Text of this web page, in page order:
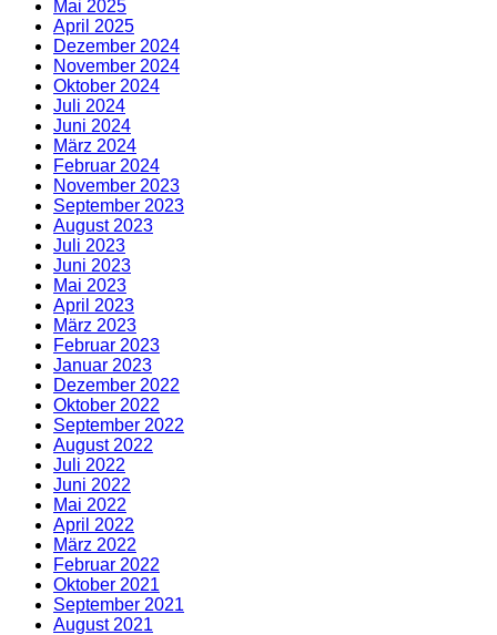
Mai 2025
April 2025
Dezember 2024
November 2024
Oktober 2024
Juli 2024
Juni 2024
März 2024
Februar 2024
November 2023
September 2023
August 2023
Juli 2023
Juni 2023
Mai 2023
April 2023
März 2023
Februar 2023
Januar 2023
Dezember 2022
Oktober 2022
September 2022
August 2022
Juli 2022
Juni 2022
Mai 2022
April 2022
März 2022
Februar 2022
Oktober 2021
September 2021
August 2021